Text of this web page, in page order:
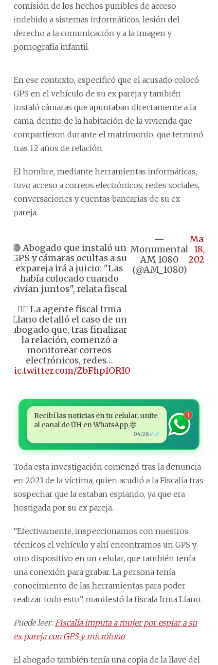
comisión de los hechos punibles de acceso
indebido a sistemas informáticos, lesión del
derecho a la comunicación y a la imagen y
pornografía infantil.
En ese contexto, especificó que el acusado colocó
GPS en el vehículo de su ex pareja y también
instaló cámaras que apuntaban directamente a la
cama, dentro de la habitación de la vivienda que
compartieron durante el matrimonio, que terminó
tras 12 años de relación.
El hombre, mediante herramientas informáticas,
tuvo acceso a correos electrónicos, redes sociales,
conversaciones y cuentas bancarias de su ex
pareja.
🔴 Abogado que instaló un
GPS y cámaras ocultas a su
expareja irá a juicio: "Las
había colocado cuando
vivían juntos", relata fiscal
👉🏼 La agente fiscal Irma
Llano detalló el caso de un
abogado que, tras finalizar
la relación, comenzó a
monitorear correos
electrónicos, redes…
pic.twitter.com/ZbFhp1ORI0
—
Monumental
AM 1080
(@AM_1080)
May
18,
2026
Recibí las noticias en tu celular, unite
al canal de ÚH en WhatsApp 🤩
04:28✓✓
1
Toda esta investigación comenzó tras la denuncia
en 2023 de la víctima, quien acudió a la Fiscalía tras
sospechar que la estaban espiando, ya que era
hostigada por su ex pareja.
“Efectivamente, inspeccionamos con nuestros
técnicos el vehículo y ahí encontramos un GPS y
otro dispositivo en un celular, que también tenía
una conexión para grabar. La persona tenía
conocimiento de las herramientas para poder
realizar todo esto”, manifestó la fiscala Irma Llano.
Puede leer: Fiscalía imputa a mujer por espiar a su
ex pareja con GPS y micrófono
El abogado también tenía una copia de la llave del